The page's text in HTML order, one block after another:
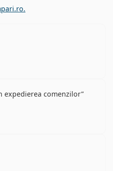
expedierea comenzilor